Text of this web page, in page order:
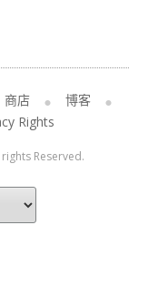
商店
博客
Rights
Reserved.